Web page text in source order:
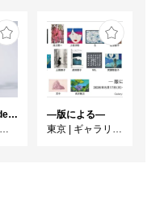
増井 萌 Upside-Down
―版による―
東京
ギャラリー檜B・C